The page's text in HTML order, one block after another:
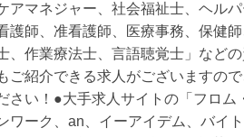
アマネジャー、社会福祉士、ヘル
護師、准看護師、医療事務、保健
、作業療法士、言語聴覚士」など
ご紹介できる求人がございますの
さい！●大手求人サイトの「フロム
ワーク、an、イーアイデム、バイ